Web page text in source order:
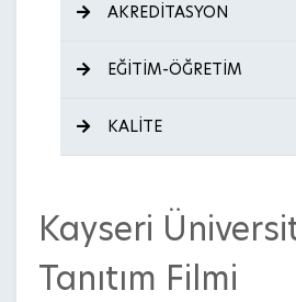
AKREDİTASYON
EĞİTİM-ÖĞRETİM
KALİTE
Kayseri
Tanıtım Filmi